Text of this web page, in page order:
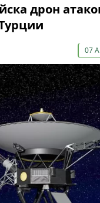
дрон
07